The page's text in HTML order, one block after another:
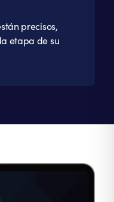
precisos,
etapa de su